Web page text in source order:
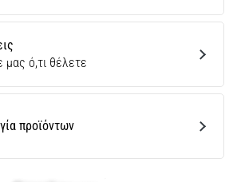
μας ό,τι θέλετε
προϊόντων